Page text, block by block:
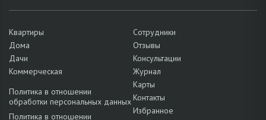
Квартиры
Дома
Дачи
Коммерческая
Политика в отношении
обработки персональных данных
Политика в отношении
Сотрудники
Отзывы
Консультации
Журнал
Карты
Контакты
Избранное